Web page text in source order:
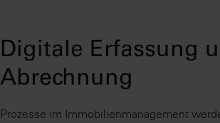
Digitale Erfassung
Abrechnung
Prozesse im Immobilienmanagement